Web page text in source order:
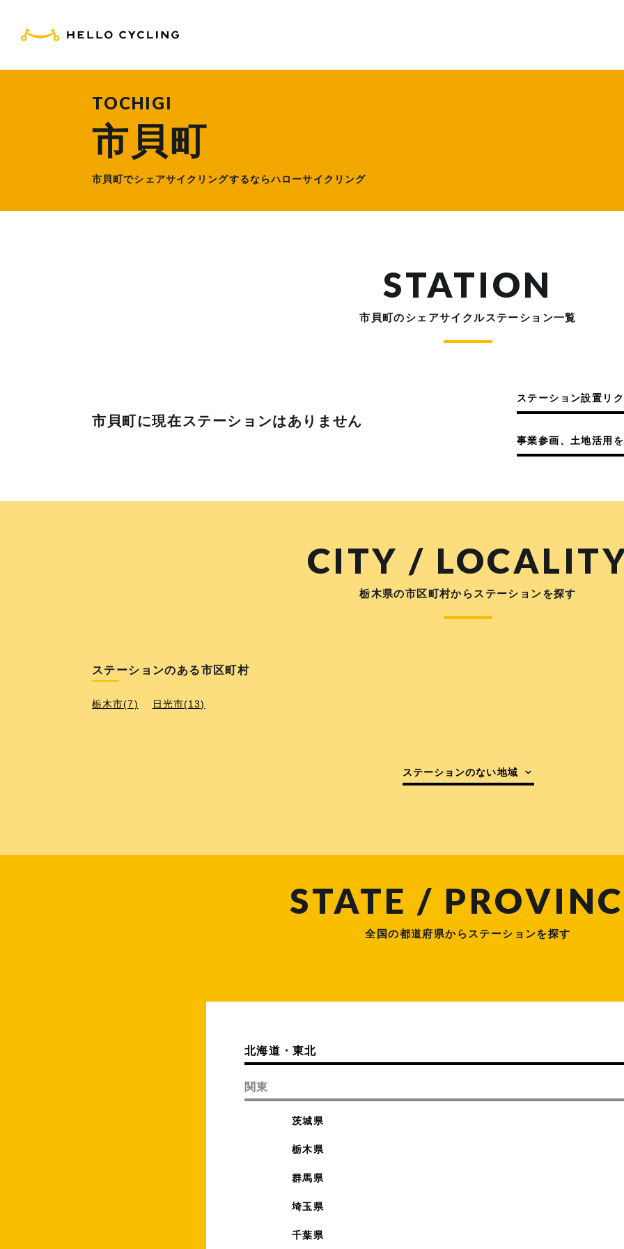
TOCHIGI
市貝町
市貝町でシェアサイクリングするならハローサイクリング
STATION
市貝町のシェアサイクルステーション一覧
市貝町に現在ステーションはありません
ステーション設置リ
事業参画、土地活用
CITY /
栃木県の市区町村からステーションを探す
ステーションのある市区町村
栃木市(7) 日光市(13)
ステーションのない地域
STATE /
全国の都道府県からステーションを探す
北海道・東北
関東
茨城県
栃木県
群馬県
埼玉県
千葉県